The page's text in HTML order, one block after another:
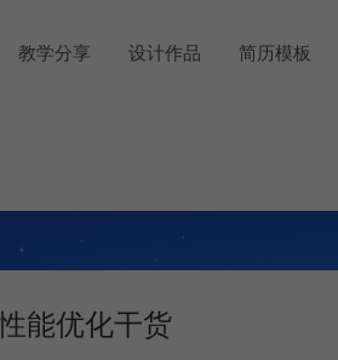
教学分享 设计作品 简历模板
能优化干货